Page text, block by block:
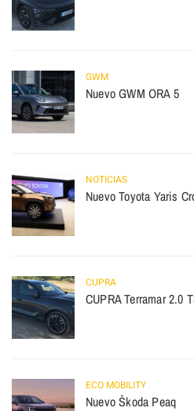
GWM
Nuevo GWM ORA 5
NOTICIAS
Nuevo Toyota Yaris
CUPRA
CUPRA Terramar 2.0
ECO MOBILITY
Nuevo Škoda Peaq